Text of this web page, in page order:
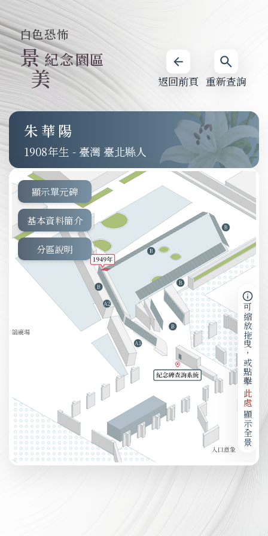
重新查詢
返回前頁
白色恐怖
景
美
紀念園區
朱華陽
1908 - 臺灣 臺北縣人
顯示單元碑
基本資料簡介
分區說明
可縮放拖曳，或點擊
此處
顯示全景